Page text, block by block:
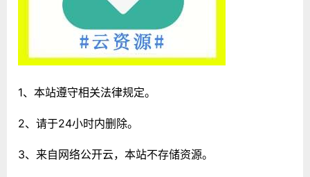
1、本站遵守相关法律规定。
2、请于24小时内删除。
3、来自网络公开云，本站不存储资源。